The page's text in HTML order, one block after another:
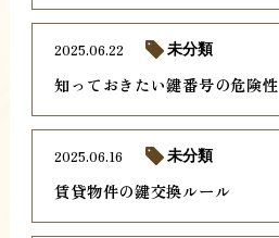
知っておきたい鍵番号の危険性
2025.06.22 未分類
賃貸物件の鍵交換ルール
2025.06.16 未分類